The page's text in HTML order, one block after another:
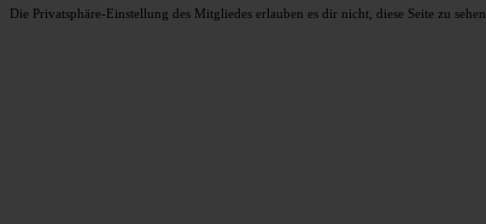
Die Privatsphäre-Einstellung des Mitgliedes erlauben es dir nicht, diese Seite zu sehen.